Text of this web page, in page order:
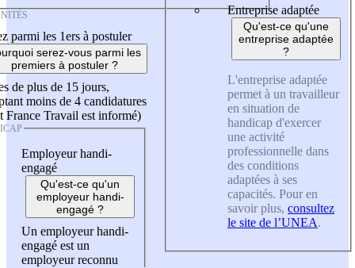
parmi les 1ers à postuler
serez-vous parmi les
premiers à postuler ?
de plus de 15 jours,
moins de 4 candidatures
France Travail est informé)
Employeur handi-
engagé
Qu'est-ce qu'un
employeur handi-
engagé ?
Un employeur handi-
engagé est un
employeur reconnu
Entreprise adaptée
Qu'est-ce qu'une
entreprise adaptée
?
L'entreprise adaptée
permet à un travailleur
en situation de
handicap d'exercer
une activité
professionnelle dans
des conditions
adaptées à ses
capacités. Pour en
savoir plus, consultez
le site de l’UNEA.